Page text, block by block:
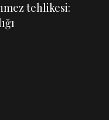
tehlikesi: